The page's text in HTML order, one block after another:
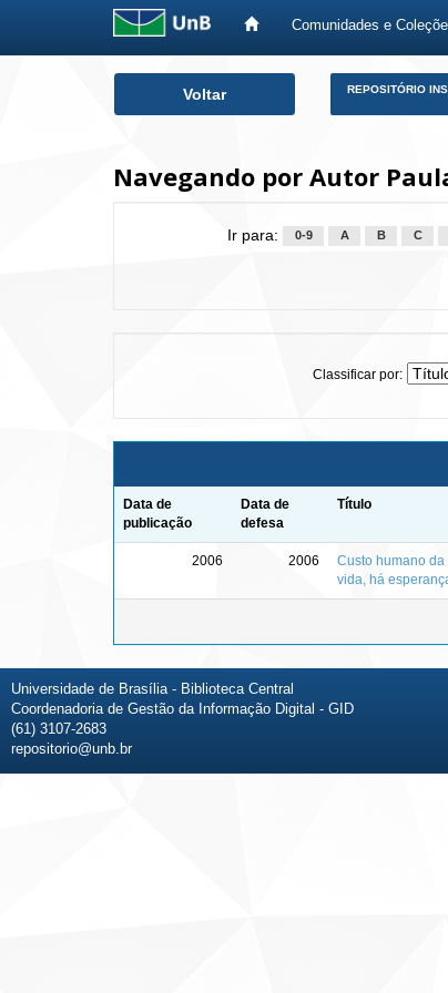
Comunidades e
Voltar REPOSITÓRIO
Navegando por Autor
Ir para: 0-9 A B C
Classificar por:
Data de
publicação
Data de
defesa
Título
2006 2006
Custo humano da
vida, há
Universidade de Brasília - Biblioteca Central
Coordenadoria de Gestão da Informação Digital - GID
(61) 3107-2683
repositorio@unb.br